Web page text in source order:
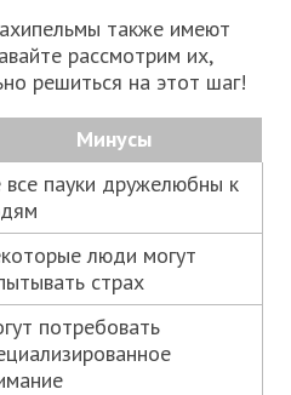
также имеют
рассмотрим их,
решиться на этот шаг!
Минусы
все пауки дружелюбны к
люди могут
страх
потребовать